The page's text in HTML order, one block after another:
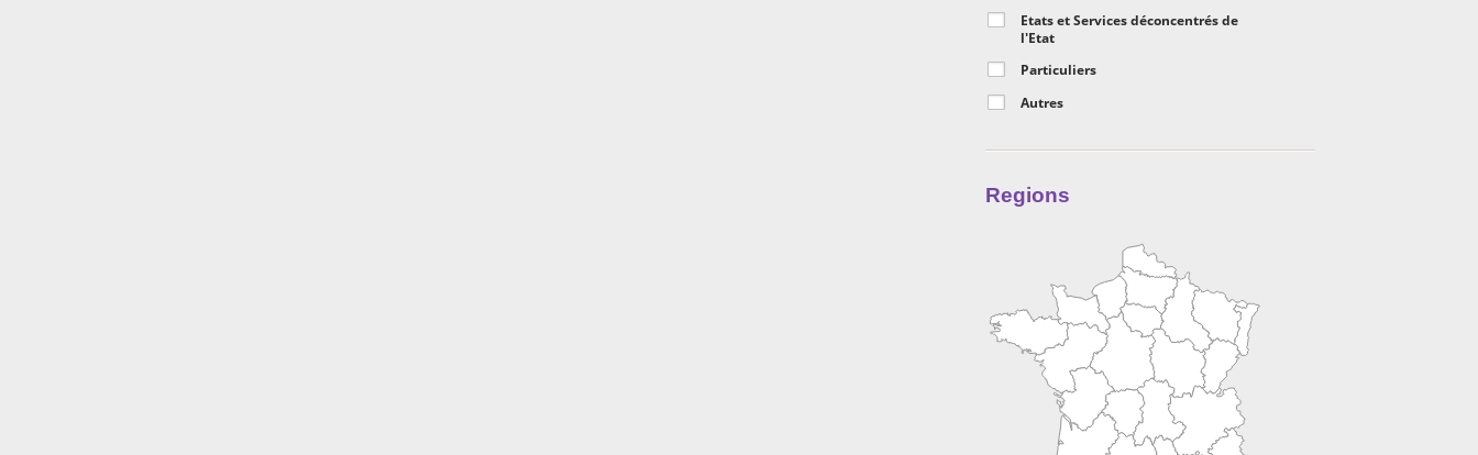
Etats et Services déconcentrés de
l'Etat
Particuliers
Autres
Regions